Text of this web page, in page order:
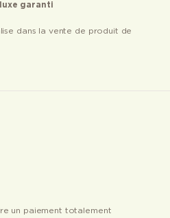
garanti
dans la vente de produit de
un paiement totalement